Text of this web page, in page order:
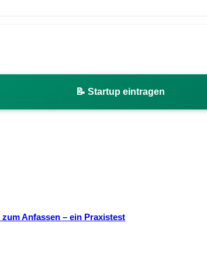
📝 Startup eintragen
Anfassen – ein Praxistest